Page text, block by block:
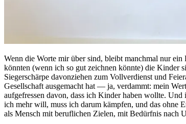
Wenn die Worte mir über sind, bleibt manchmal nur
könnten (wenn ich so gut zeichnen könnte) die Kinder
Siegerschärpe davonziehen zum Vollverdienst und
Gesellschaft ausgemacht hat — ja, verdammt: mein
aufgefressen davon, dass ich Kinder haben wollte.
ich mehr will, muss ich darum kämpfen, und das ohne
als Mensch mit beruflichen Zielen, mit Bedürfnis